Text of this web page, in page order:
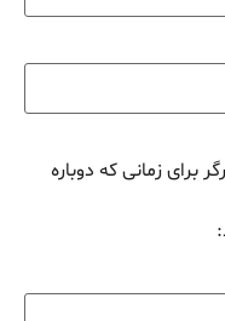
برای زمانی که دوباره